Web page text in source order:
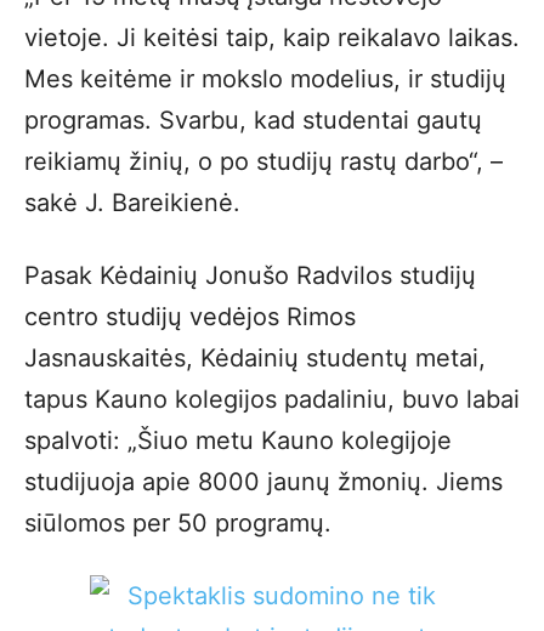
vietoje. Ji keitėsi taip, kaip reikalavo laikas.
Mes keitėme ir mokslo modelius, ir studijų
programas. Svarbu, kad studentai gautų
reikiamų žinių, o po studijų rastų darbo“, –
sakė J. Bareikienė.
Pasak Kėdainių Jonušo Radvilos studijų
centro studijų vedėjos Rimos
Jasnauskaitės, Kėdainių studentų metai,
tapus Kauno kolegijos padaliniu, buvo labai
spalvoti: „Šiuo metu Kauno kolegijoje
studijuoja apie 8000 jaunų žmonių. Jiems
siūlomos per 50 programų.